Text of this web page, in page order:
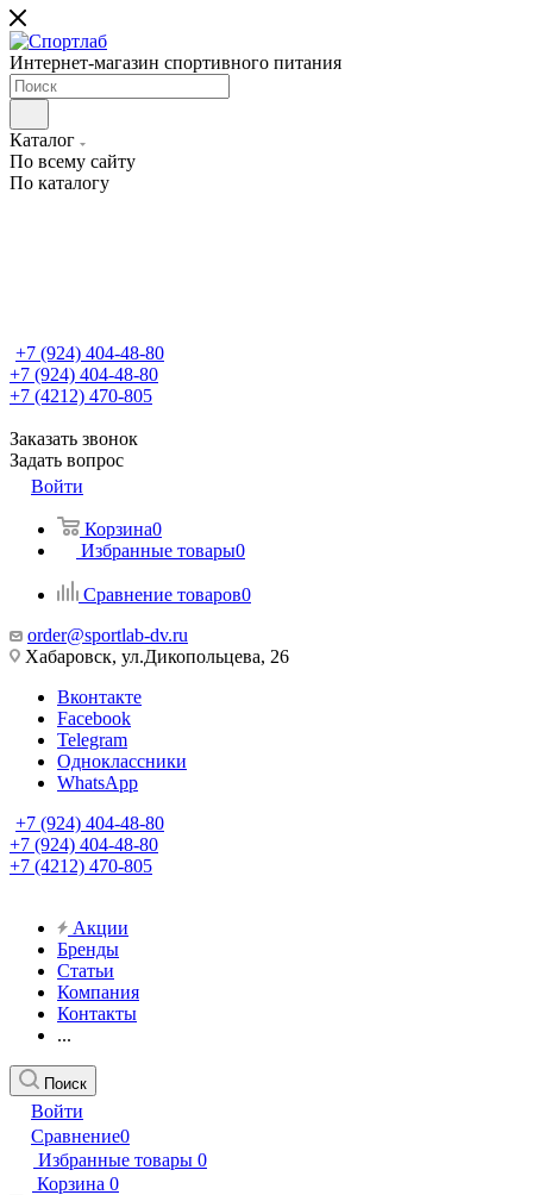
Интернет-магазин спортивного питания
Каталог
По всему сайту
По каталогу
+7 (924) 404-48-80
+7 (924) 404-48-80
+7 (4212) 470-805
Заказать звонок
Задать вопрос
Войти
Корзина0
Избранные товары0
Сравнение товаров0
order@sportlab-dv.ru
Хабаровск, ул.Дикопольцева, 26
Вконтакте
Facebook
Telegram
Одноклассники
WhatsApp
+7 (924) 404-48-80
+7 (924) 404-48-80
+7 (4212) 470-805
Акции
Бренды
Статьи
Компания
Контакты
...
Поиск
Войти
Сравнение0
Избранные товары 0
Корзина 0